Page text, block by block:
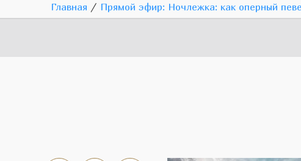
Главная / Прямой эфир: Ночлежка: как оперный